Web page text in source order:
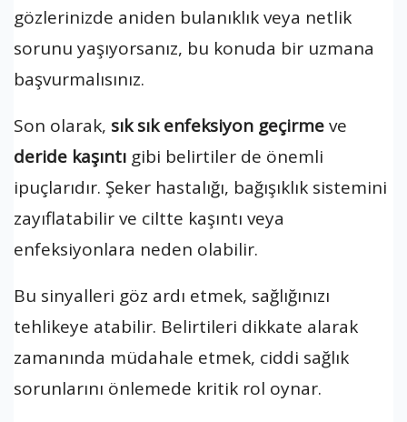
gözlerinizde aniden bulanıklık veya netlik
sorunu yaşıyorsanız, bu konuda bir uzmana
başvurmalısınız.
Son olarak, sık sık enfeksiyon geçirmeve
deride kaşıntı gibi belirtiler de önemli
ipuçlarıdır. Şeker hastalığı, bağışıklık sistemini
zayıflatabilir ve ciltte kaşıntı veya
enfeksiyonlara neden olabilir.
Bu sinyalleri göz ardı etmek, sağlığınızı
tehlikeye atabilir. Belirtileri dikkate alarak
zamanında müdahale etmek, ciddi sağlık
sorunlarını önlemede kritik rol oynar.